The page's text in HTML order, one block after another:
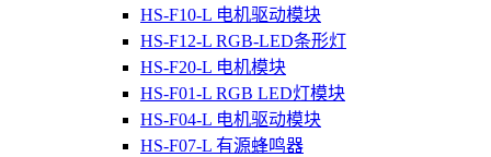
HS-F10-L 电机驱动模块
HS-F12-L RGB-LED条形灯
HS-F20-L 电机模块
HS-F01-L RGB LED灯模块
HS-F04-L 电机驱动模块
HS-F07-L 有源蜂鸣器